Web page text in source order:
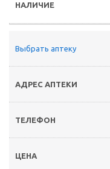
Выбрать аптеку